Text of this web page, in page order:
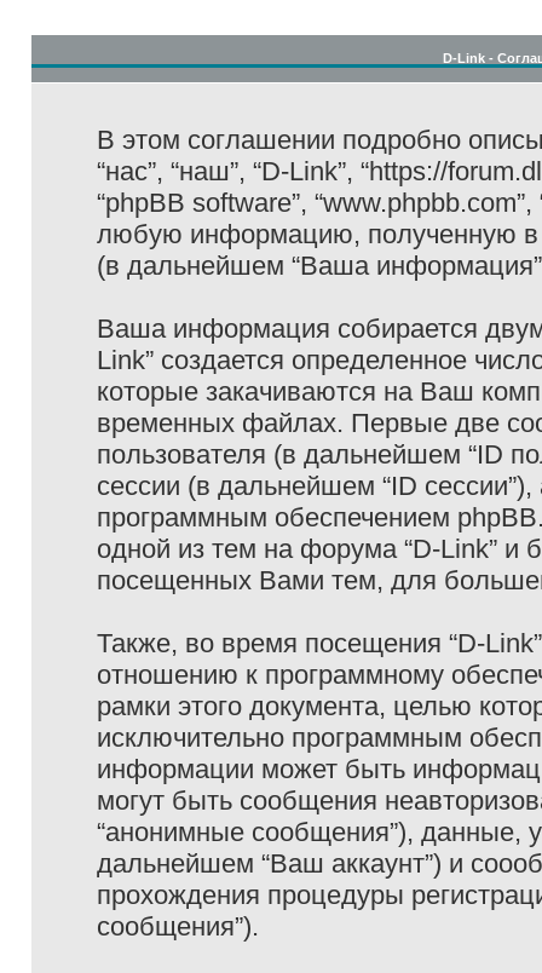
D-Link -
В этом соглашении подробно
“нас”, “наш”, “D-Link”, “https://
“phpBB software”,
любую информацию, полученную в
(в дальнейшем “Ваша
Ваша информация собирается
Link” создается определенное
которые закачиваются на Ваш
временных файлах. Первые две
пользователя (в дальнейшем “ID
сессии (в дальнейшем “ID
программным обеспечением
одной из тем на форума “D-Link” и
посещенных Вами тем, для
Также, во время посещения “D-
отношению к программному
рамки этого документа, целью
исключительно программным
информации может быть
могут быть сообщения
“анонимные сообщения”), данные,
дальнейшем “Ваш аккаунт”) и
прохождения процедуры
сообщения”).